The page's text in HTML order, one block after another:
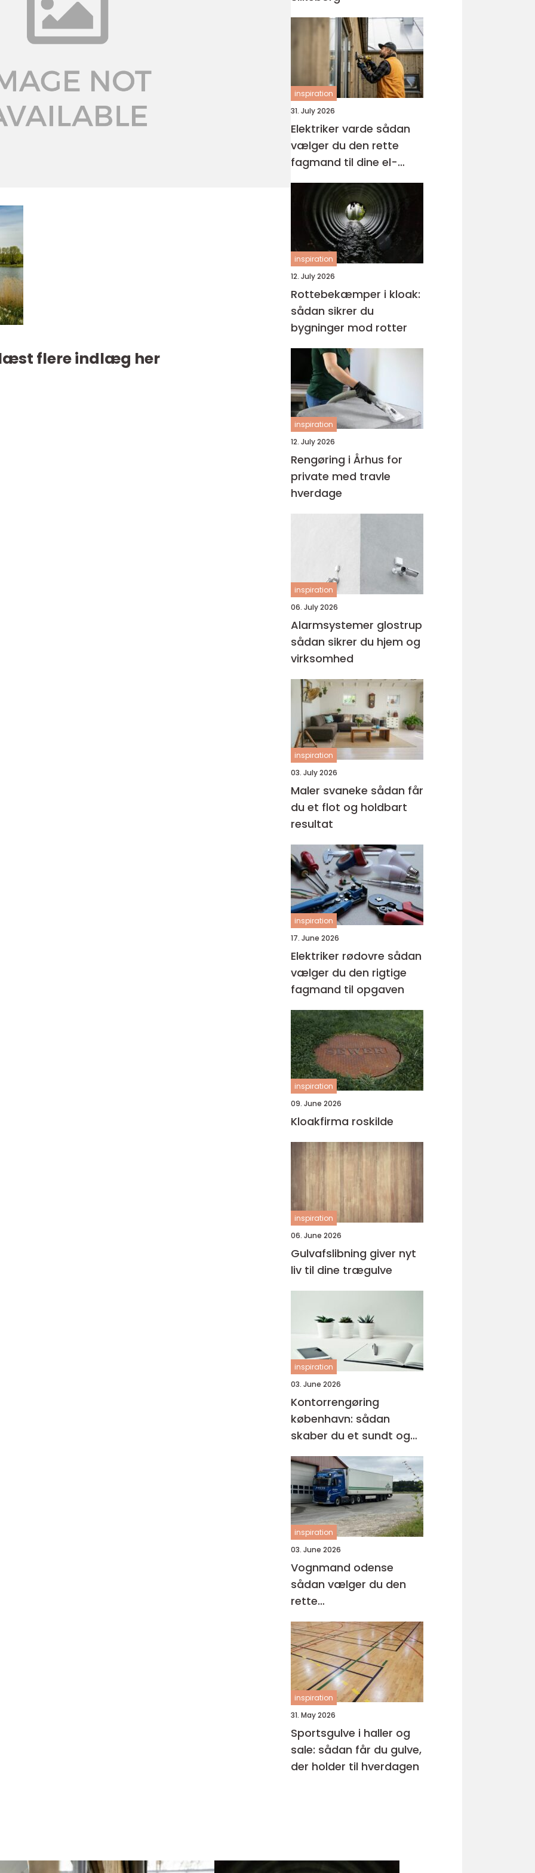
flere indlæg her
inspiration
31. July 2026
Elektriker varde sådan
vælger du den rette
fagmand til dine el-
opgaver
inspiration
12. July 2026
Rottebekæmper i kloak:
sådan sikrer du
bygninger mod rotter
inspiration
12. July 2026
Rengøring i Århus for
private med travle
hverdage
inspiration
06. July 2026
Alarmsystemer glostrup
sådan sikrer du hjem og
virksomhed
inspiration
03. July 2026
Maler svaneke sådan får
du et flot og holdbart
resultat
inspiration
17. June 2026
Elektriker rødovre sådan
vælger du den rigtige
fagmand til opgaven
inspiration
09. June 2026
Kloakfirma roskilde
inspiration
06. June 2026
Gulvafslibning giver nyt
liv til dine trægulve
inspiration
03. June 2026
Kontorrengøring
københavn: sådan
skaber du et sundt og
professionelt
arbejdsmiljø
inspiration
03. June 2026
Vognmand odense
sådan vælger du den
rette
samarbejdspartner
inspiration
31. May 2026
Sportsgulve i haller og
sale: sådan får du gulve,
der holder til hverdagen